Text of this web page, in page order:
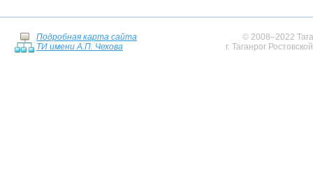
Подробная карта сайта
ТИ имени А.П. Чехова
© 2008–2022
г. Таганрог